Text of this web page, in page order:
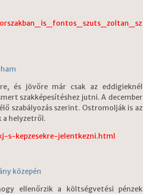
és jövőre már csak az eddigieknél
szakképesítéshez jutni. A december
szabályozás szerint. Ostromolják is az
helyzetről.
s-kepzesekre-jelentkezni.html
közepén
ellenőrzik a költségvetési pénzek